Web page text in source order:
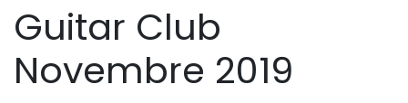
Guitar Club
Novembre 2019